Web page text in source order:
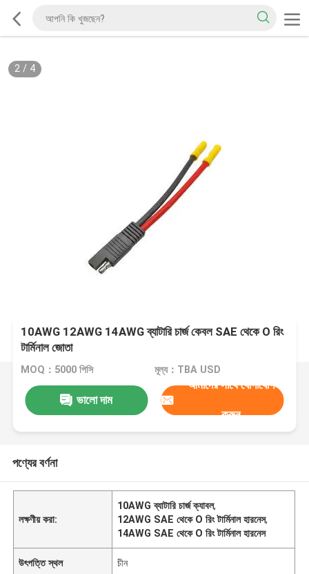
2/ 4
10AWG 12AWG 14AWG ব্যাটারি চার্জ কেবল SAE থেকে O রিং
টার্মিনাল জোতা
MOQ：5000 পিসি মূল্য：TBA USD
ভালো দাম
আমাদের সাথে যোগাযোগ
করুন
পণ্যের বর্ণনা
লক্ষণীয় করা:
10AWG ব্যাটারি চার্জ ক্যাবল,
12AWG SAE থেকে O রিং টার্মিনাল হারনেস,
14AWG SAE থেকে O রিং টার্মিনাল হারনেস
উৎপত্তি স্থল চীন